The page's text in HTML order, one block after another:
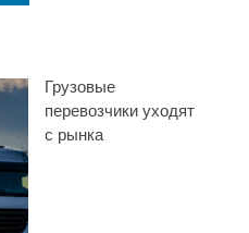
Грузовые
перевозчики уходят
с рынка